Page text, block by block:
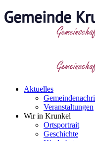
Aktuelles
Veranstaltungen
Wir in Krunkel
Ortsportrait
Geschichte